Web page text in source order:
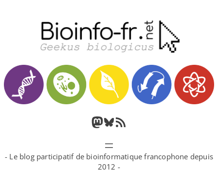
M B
l
u
F
u
- Le blog participatif de bioinformatique francophone depuis
2012 -